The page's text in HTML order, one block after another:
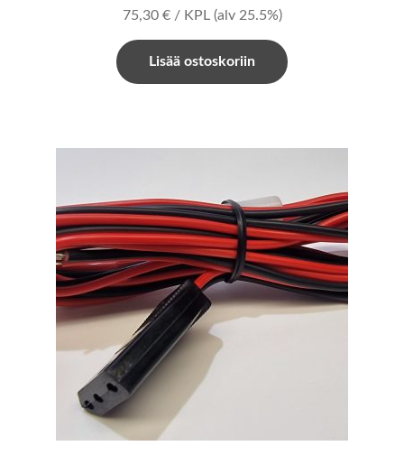
75,30 €/ KPL (alv 25.5%)
Lisää ostoskoriin